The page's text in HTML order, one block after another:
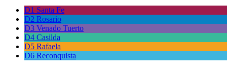
D1 Santa Fe
D2 Rosario
D3 Venado Tuerto
D4 Casilda
D5 Rafaela
D6 Reconquista